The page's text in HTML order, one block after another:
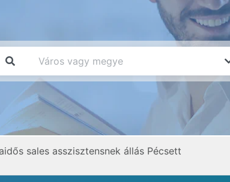
sales asszisztensnek állás Pécsett